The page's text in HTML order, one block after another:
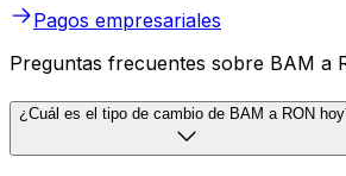
Pagos empresariales
Preguntas frecuentes sobre BAM a
¿Cuál es el tipo de cambio de BAM a RON